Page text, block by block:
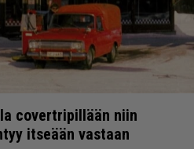
covertripillään niin
itseään vastaan